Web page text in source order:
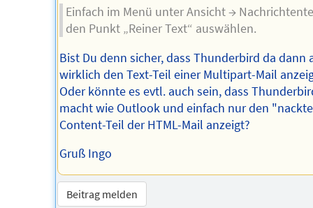
Einfach im Menü unter Ansicht →
den Punkt „Reiner Text“ auswählen.
Bist Du denn sicher, dass Thunderbird da dann
wirklich den Text-Teil einer Multipart-Mail
Oder könnte es evtl. auch sein, dass
macht wie Outlook und einfach nur den
Content-Teil der HTML-Mail anzeigt?
Gruß Ingo
Beitrag melden